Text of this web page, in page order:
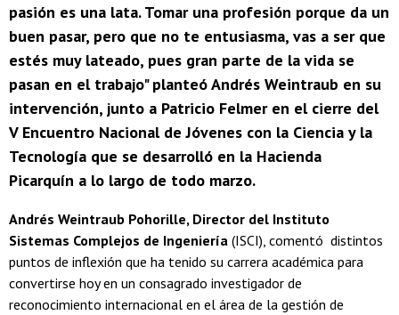
pasión es una lata. Tomar una profesión porque da un
buen pasar, pero que no te entusiasma, vas a ser que
estés muy lateado, pues gran parte de la vida se
pasan en el trabajo" planteó Andrés Weintraub en su
intervención, junto a Patricio Felmer en el cierre del
V Encuentro Nacional de Jóvenes con la Ciencia y la
Tecnología que se desarrolló en la Hacienda
Picarquín a lo largo de todo marzo.
Andrés Weintraub Pohorille, Director del Instituto
Sistemas Complejos de Ingeniería (ISCI), comentó distintos
puntos de inflexión que ha tenido su carrera académica para
convertirse hoy en un consagrado investigador de
reconocimiento internacional en el área de la gestión de